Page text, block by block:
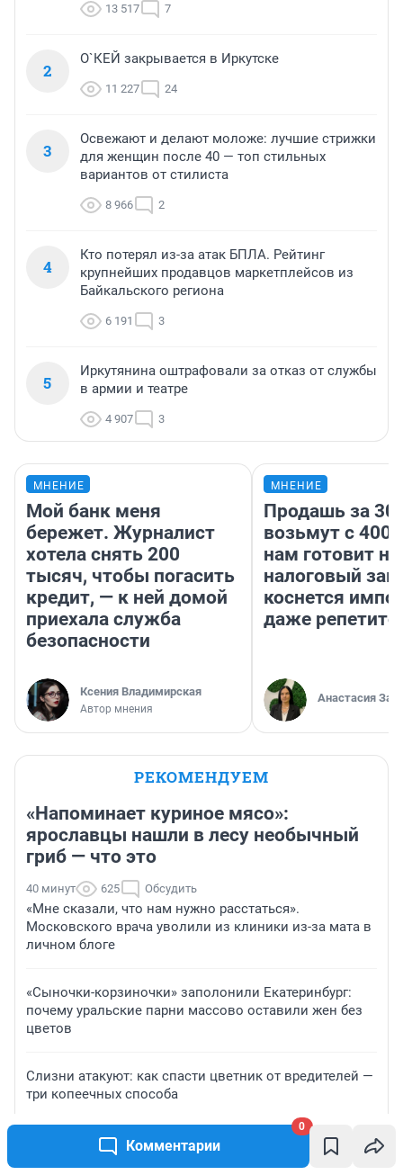
Комментарии
0
13 517 7
2
О`КЕЙ закрывается в Иркутске
11 227 24
3
Освежают и делают моложе: лучшие стрижки
для женщин после 40 — топ стильных
вариантов от стилиста
8 966 2
4
Кто потерял из-за атак БПЛА. Рейтинг
крупнейших продавцов маркетплейсов из
Байкальского региона
6 191 3
5
Иркутянина оштрафовали за отказ от службы
в армии и театре
4 907 3
МНЕНИЕ
Мой банк меня
бережет. Журналист
хотела снять 200
тысяч, чтобы погасить
кредит, — к ней домой
приехала служба
безопасности
Ксения Владимирская
Автор мнения
МНЕНИЕ
Продашь за
возьмут с
нам готовит
налоговый
коснется
даже
Анастасия
РЕКОМЕНДУЕМ
«Напоминает куриное мясо»:
ярославцы нашли в лесу необычный
гриб — что это
40 минут 625 Обсудить
«Мне сказали, что нам нужно расстаться».
Московского врача уволили из клиники из-за мата в
личном блоге
«Сыночки-корзиночки» заполонили Екатеринбург:
почему уральские парни массово оставили жен без
цветов
Слизни атакуют: как спасти цветник от вредителей —
три копеечных способа
«Вам зачем он?»: дизайнер из Москвы за свои деньги
восстанавливает дом в деревне Архангельской